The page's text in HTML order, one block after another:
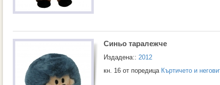
Синьо таралежче
Издадена:: 2012
кн. 16 от поредица Къртичето и